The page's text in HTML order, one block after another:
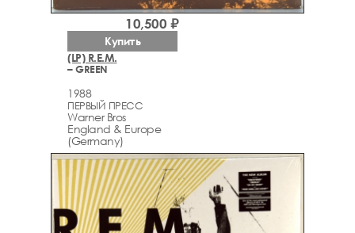
(LP) R.E.M.
– GREEN
1988
ПЕРВЫЙ ПРЕСС
Warner Bros
England & Europe
(Germany)
10,500 ₽
Купить